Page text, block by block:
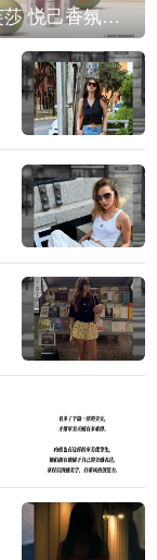
IPSA茵芙莎 悦己香氛凝露上市